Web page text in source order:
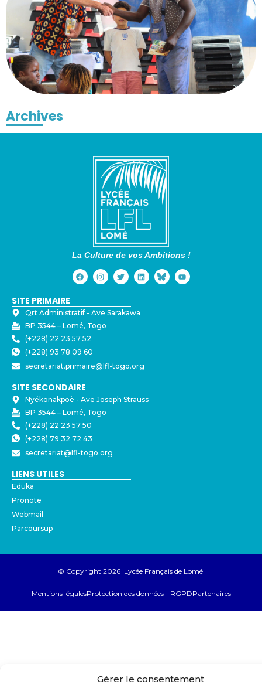
Gérer le consentement
Archives
La Culture de vos Ambitions !
SITE PRIMAIRE
Qrt Administratif - ⁠Ave Sarakawa
BP 3544 – Lomé, Togo
(+228) 22 23 57 52
(+228) 93 78 09 60
secretariat.primaire@lfl-togo.org
SITE SECONDAIRE
Nyékonakpoè - ⁠Ave Joseph Strauss
BP 3544 – Lomé, Togo
(+228) 22 23 57 50
(+228) 79 32 72 43
secretariat@lfl-togo.org
LIENS UTILES
Eduka
Pronote
Webmail
Parcoursup
© Copyright 2026 Lycée Français de Lomé
Mentions légalesProtection des données - RGPDPartenaires